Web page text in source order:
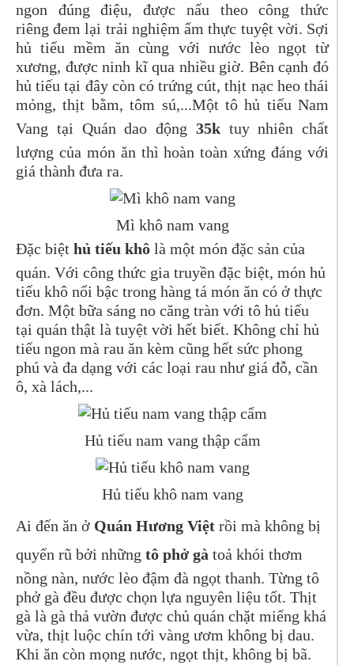
ngon đúng điệu,được nấu theo công thức
riêngđem lại trải nghiệm ẩm thực tuyệt vời. Sợi
hủ tiếu mềm ăn cùng với nước lèo ngọt từ
xương, được ninh kĩ qua nhiều giờ. Bên cạnh đó
hủ tiếu tại đây còn có trứng cút, thịt nạc heo thái
mỏng, thịt bằm, tôm sú,...Một tô hủ tiếu Nam
Vang tại Quán dao động 35ktuy nhiên chất
lượng của món ăn thì hoàn toàn xứng đáng với
giá thành đưa ra.
Mì khô nam vang
Đặc biệt hủ tiếu khô là một món đặc sản của
quán. Với công thức gia truyền đặc biệt, món hủ
tiếu khô nổi bậc trong hàng tá món ăn có ở thực
đơn. Một bữa sáng no căng tràn với tô hủ tiếu
tại quán thật là tuyệt vời hết biết. Không chỉ hủ
tiếu ngon mà rau ăn kèm cũng hết sức phong
phú và đa dạng với các loại rau như giá đỗ, cần
ô, xà lách,...
Hủ tiếu nam vang thập cẩm
Hủ tiếu khô nam vang
Ai đến ăn ở Quán Hương Việt rồi mà không bị
quyến rũ bởi những tô phở gà toả khói thơm
nồng nàn, nước lèo đậm đà ngọt thanh. Từng tô
phở gà đều được chọn lựa nguyên liệu tốt. Thịt
gà là gà thả vườn được chủ quán chặt miếng khá
vừa, thịt luộc chín tới vàng ươm không bị dau.
Khi ăn còn mọng nước, ngọt thịt, không bị bã.